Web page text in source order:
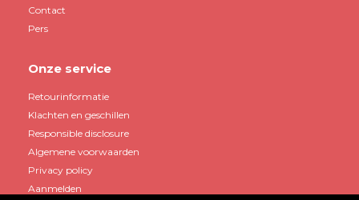
Contact
Pers
Onze service
Retourinformatie
Klachten en geschillen
Responsible disclosure
Algemene voorwaarden
Privacy policy
Aanmelden